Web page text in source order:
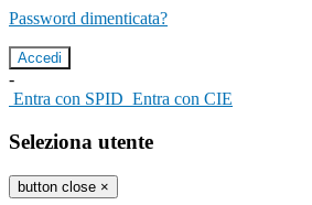
Password dimenticata?
-
Entra con SPID Entra con CIE
Seleziona utente
button close ×